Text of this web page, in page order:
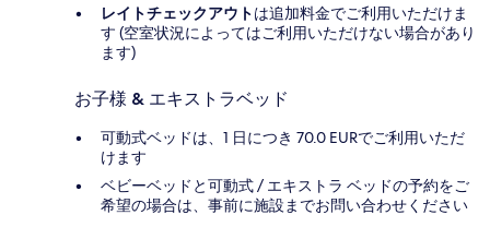
レイトチェックアウトは追加料金でご利用いただけま
す (空室状況によってはご利用いただけない場合があり
ます)
お子様 & エキストラベッド
可動式ベッドは、1 日につき 70.0 EURでご利用いただ
けます
ベビーベッドと可動式 / エキストラ ベッドの予約をご
希望の場合は、事前に施設までお問い合わせください